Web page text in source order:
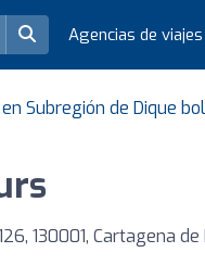
Agencias de
Subregión de Dique
130001, Cartagena de